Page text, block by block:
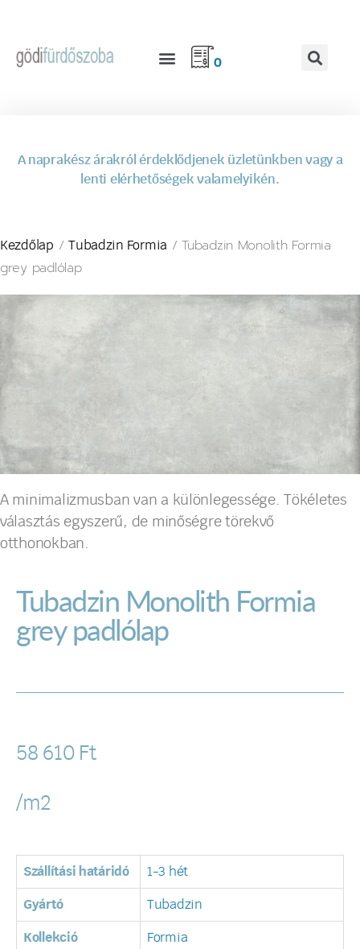
0
A naprakész árakról érdeklődjenek üzletünkben vagy a
lenti elérhetőségek valamelyikén.
Kezdőlap /Tubadzin Formia / Tubadzin Monolith Formia
grey padlólap
A minimalizmusban van a különlegessége. Tökéletes
választás egyszerű, de minőségre törekvő
otthonokban.
Tubadzin Monolith Formia
grey padlólap
58 610 Ft
/m2
Szállítási határidó 1-3 hét
Gyártó Tubadzin
Kollekció Formia